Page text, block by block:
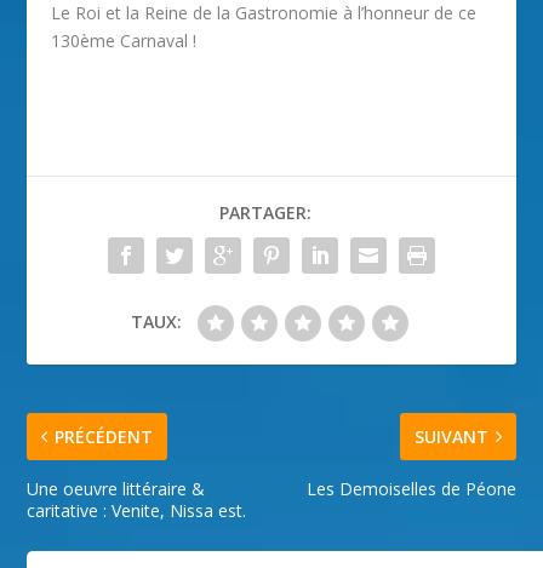
Le Roi et la Reine de la Gastronomie à l’honneur de ce
130ème Carnaval !
PARTAGER:
TAUX:
PRÉCÉDENT
Une oeuvre littéraire &
caritative : Venite, Nissa est.
SUIVANT
Les Demoiselles de Péone